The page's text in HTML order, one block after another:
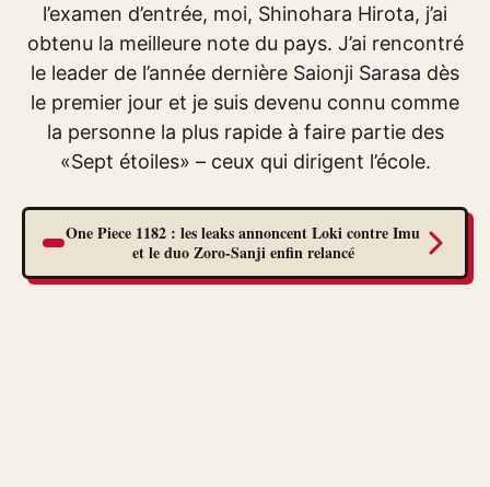
l’examen d’entrée, moi, Shinohara Hirota, j’ai
obtenu la meilleure note du pays. J’ai rencontré
le leader de l’année dernière Saionji Sarasa dès
le premier jour et je suis devenu connu comme
la personne la plus rapide à faire partie des
«Sept étoiles» – ceux qui dirigent l’école.
One Piece 1182 : les leaks annoncent Loki contre Imu
et le duo Zoro-Sanji enfin relancé